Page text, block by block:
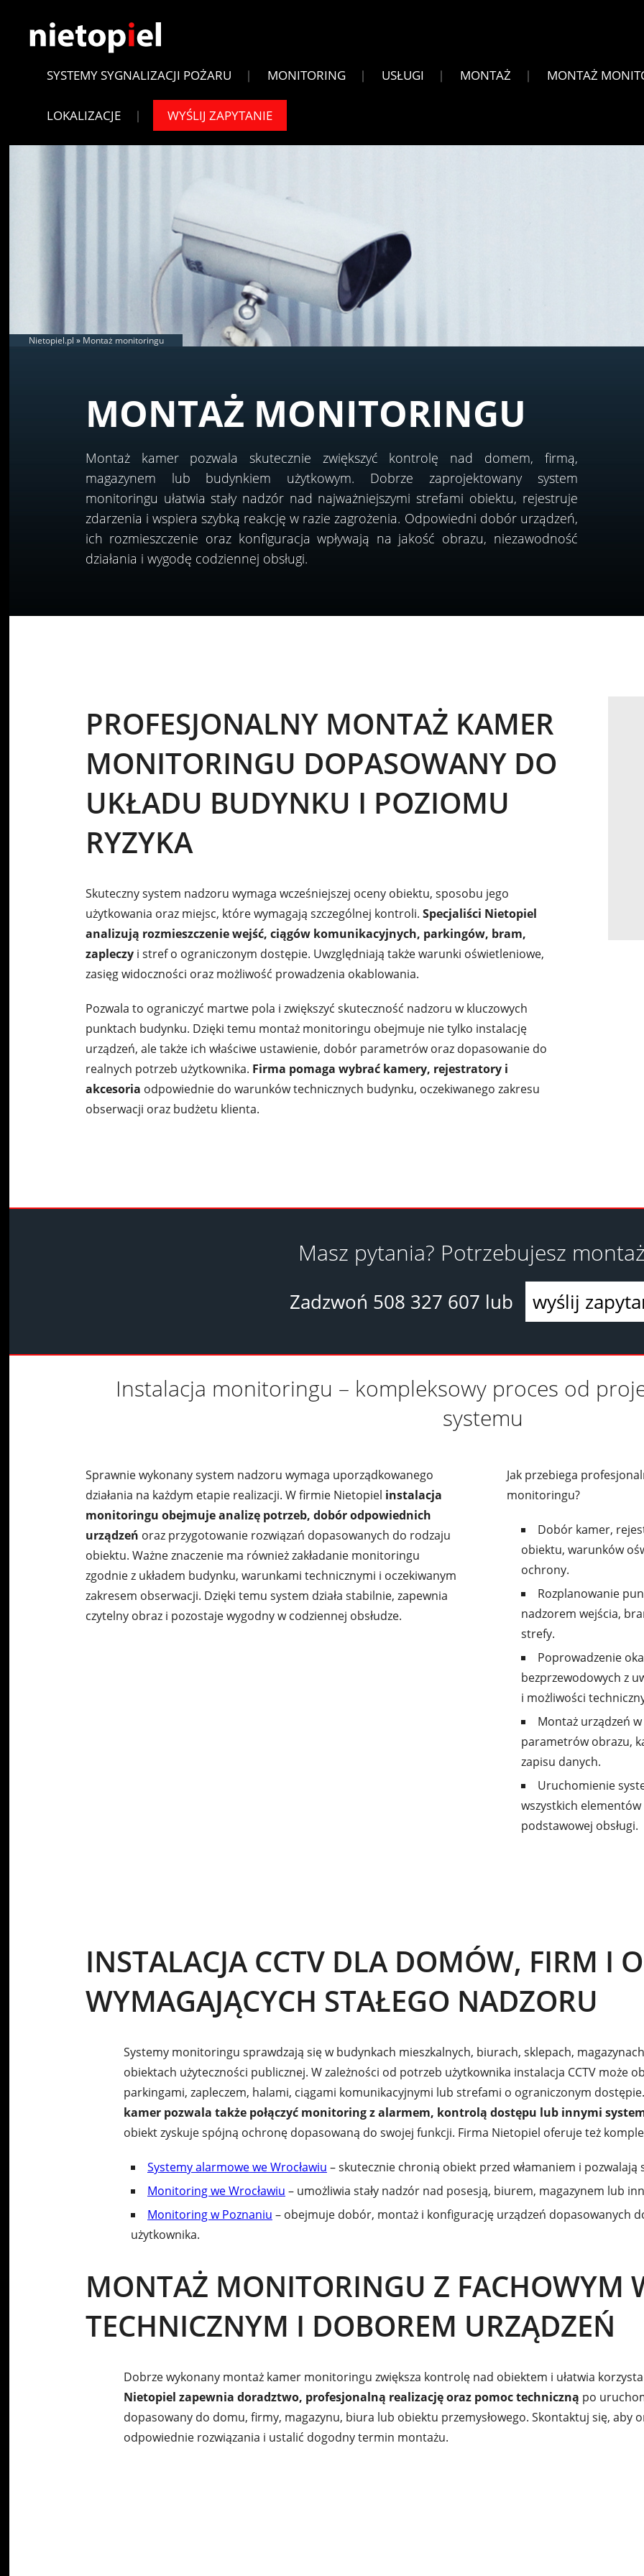
SYSTEMY SYGNALIZACJI POŻARU MONITORING USŁUGI MONTAŻ MONTAŻ
LOKALIZACJE WYŚLIJ ZAPYTANIE
Nietopiel.pl » Montaż monitoringu
MONTAŻ MONITORINGU
Montaż kamer pozwala skutecznie zwiększyć kontrolę nad domem, firmą,
magazynem lub budynkiem użytkowym. Dobrze zaprojektowany system
monitoringu ułatwia stały nadzór nad najważniejszymi strefami obiektu, rejestruje
zdarzenia i wspiera szybką reakcję w razie zagrożenia. Odpowiedni dobór urządzeń,
ich rozmieszczenie oraz konfiguracja wpływają na jakość obrazu, niezawodność
działania i wygodę codziennej obsługi.
PROFESJONALNY MONTAŻ KAMER
MONITORINGU DOPASOWANY DO
UKŁADU BUDYNKU I POZIOMU
RYZYKA
Skuteczny system nadzoru wymaga wcześniejszej oceny obiektu, sposobu jego
użytkowania oraz miejsc, które wymagają szczególnej kontroli. Specjaliści Nietopiel
analizują rozmieszczenie wejść, ciągów komunikacyjnych, parkingów, bram,
zapleczyi stref o ograniczonym dostępie. Uwzględniają także warunki oświetleniowe,
zasięg widoczności oraz możliwość prowadzenia okablowania.
Pozwala to ograniczyć martwe pola i zwiększyć skuteczność nadzoru w kluczowych
punktach budynku. Dzięki temu montaż monitoringu obejmuje nie tylko instalację
urządzeń, ale także ich właściwe ustawienie, dobór parametrów oraz dopasowanie do
realnych potrzeb użytkownika. Firma pomaga wybrać kamery, rejestratory i
akcesoria odpowiednie do warunków technicznych budynku, oczekiwanego zakresu
obserwacji oraz budżetu klienta.
Masz pytania? Potrzebujesz
Zadzwoń 508 327 607 lub wyślij
Instalacja monitoringu – kompleksowy proces od
systemu
Sprawnie wykonany system nadzoru wymaga uporządkowanego
działania na każdym etapie realizacji. W firmie Nietopiel instalacja
monitoringu obejmuje analizę potrzeb, dobór odpowiednich
urządzeń oraz przygotowanie rozwiązań dopasowanych do rodzaju
obiektu. Ważne znaczenie ma również zakładanie monitoringu
zgodnie z układem budynku, warunkami technicznymi i oczekiwanym
zakresem obserwacji. Dzięki temu system działa stabilnie, zapewnia
czytelny obraz i pozostaje wygodny w codziennej obsłudze.
Jak przebiega
monitoringu?
Dobór kamer,
obiektu, warunków
ochrony.
Rozplanowanie
nadzorem wejścia,
strefy.
Poprowadzenie
bezprzewodowych z
i możliwości
Montaż urządzeń
parametrów obrazu,
zapisu danych.
Uruchomienie
wszystkich
podstawowej obsługi.
INSTALACJA CCTV DLA DOMÓW, FIRM I
WYMAGAJĄCYCH STAŁEGO NADZORU
Systemy monitoringu sprawdzają się w budynkach mieszkalnych, biurach, sklepach,
obiektach użyteczności publicznej. W zależności od potrzeb użytkownika instalacja CCTV może
parkingami, zapleczem, halami, ciągami komunikacyjnymi lub strefami o ograniczonym
kamer pozwala także połączyć monitoring z alarmem, kontrolą dostępu lub innymi
obiekt zyskuje spójną ochronę dopasowaną do swojej funkcji. Firma Nietopiel oferuje też
Systemy alarmowe we Wrocławiu – skutecznie chronią obiekt przed włamaniem i pozwalają
Monitoring we Wrocławiu – umożliwia stały nadzór nad posesją, biurem, magazynem lub
Monitoring w Poznaniu – obejmuje dobór, montaż i konfigurację urządzeń dopasowanych
użytkownika.
MONTAŻ MONITORINGU Z FACHOWYM
TECHNICZNYM I DOBOREM URZĄDZEŃ
Dobrze wykonany montaż kamer monitoringu zwiększa kontrolę nad obiektem i ułatwia
Nietopiel zapewnia doradztwo, profesjonalną realizację oraz pomoc techniczną po
dopasowany do domu, firmy, magazynu, biura lub obiektu przemysłowego. Skontaktuj się, aby
odpowiednie rozwiązania i ustalić dogodny termin montażu.